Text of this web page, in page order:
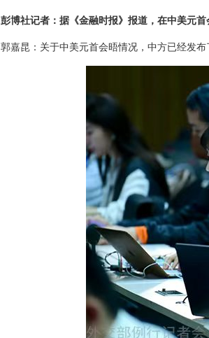
彭博社记者：据《金融时报》报道，在中美元
郭嘉昆：关于中美元首会晤情况，中方已经发